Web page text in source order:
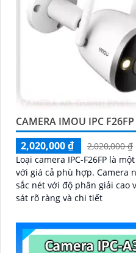
CAMERA IMOU IPC F26FP
2,020,000 ₫
2,020,000 ₫
Loại camera IPC-F26FP là
với giá cả phù hợp. Camera này có chất lượng hình ảnh
sắc nét với độ phân giải cao
sát rõ ràng và chi tiết